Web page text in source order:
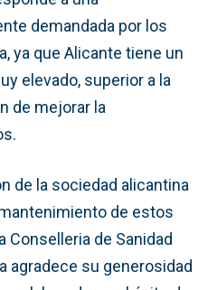
demandada por los
ya que Alicante tiene un
elevado, superior a la
de mejorar la
de la sociedad alicantina
de estos
Conselleria de Sanidad
agradece su generosidad